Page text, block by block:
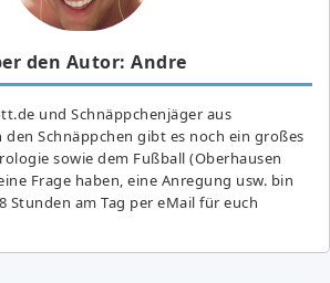
den Autor: Andre
und Schnäppchenjäger aus
den Schnäppchen gibt es noch ein großes
sowie dem Fußball (Oberhausen
Frage haben, eine Anregung usw. bin
Stunden am Tag per eMail für euch